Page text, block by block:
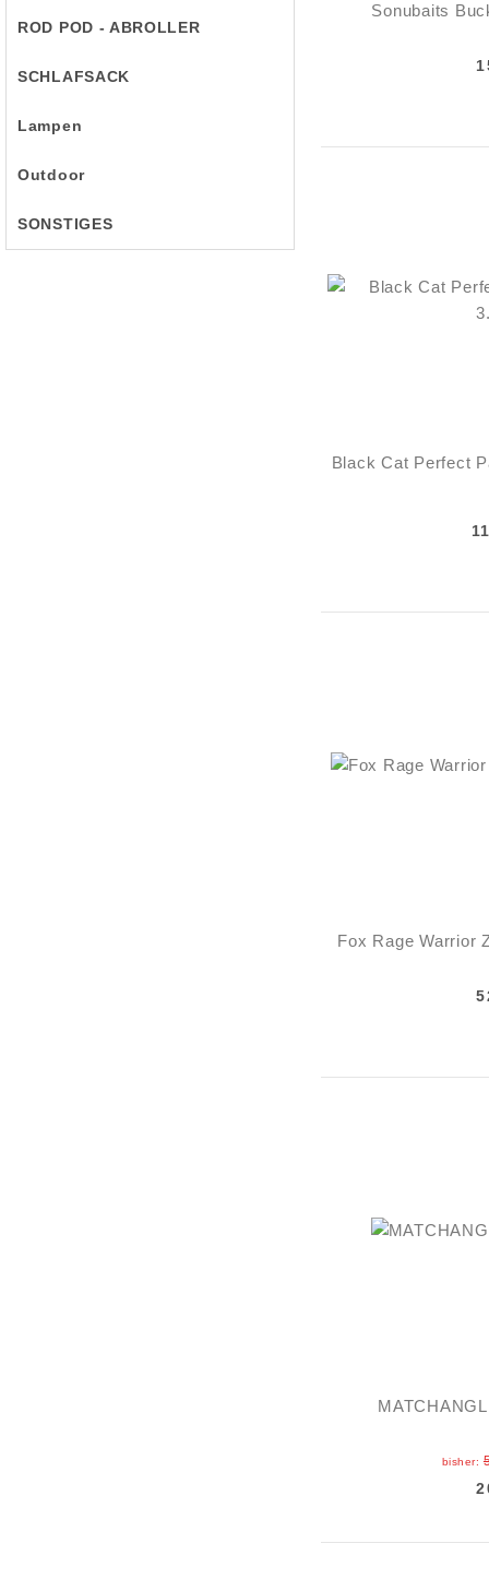
ROD POD - ABROLLER
SCHLAFSACK
Lampen
Outdoor
SONSTIGES
Sonubaits
Black Cat Perfect
Fox Rage Warrior
bisher: